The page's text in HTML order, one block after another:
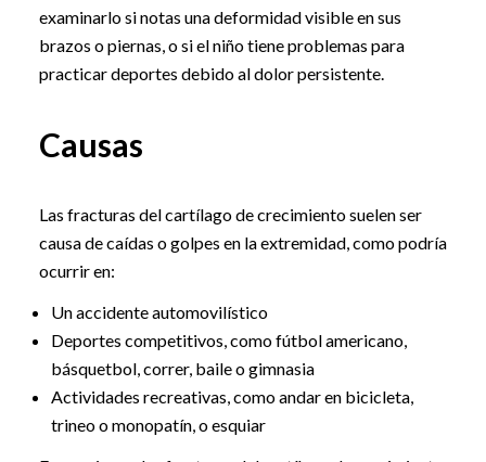
examinarlo si notas una deformidad visible en sus
brazos o piernas, o si el niño tiene problemas para
practicar deportes debido al dolor persistente.
Causas
Las fracturas del cartílago de crecimiento suelen ser
causa de caídas o golpes en la extremidad, como podría
ocurrir en:
Un accidente automovilístico
Deportes competitivos, como fútbol americano,
básquetbol, correr, baile o gimnasia
Actividades recreativas, como andar en bicicleta,
trineo o monopatín, o esquiar